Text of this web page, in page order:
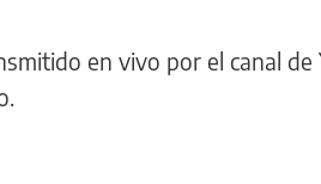
en vivo por el canal de